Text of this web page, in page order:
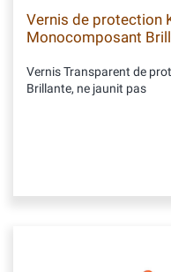
Vernis de protection
Monocomposant
Vernis Transparent de
Brillante, ne jaunit pas